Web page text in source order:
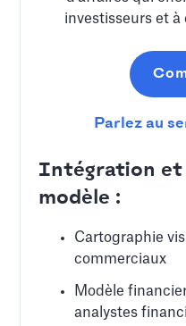
investisseurs et
Parlez au
Intégration et
modèle :
Cartographie
commerciaux
Modèle
analystes